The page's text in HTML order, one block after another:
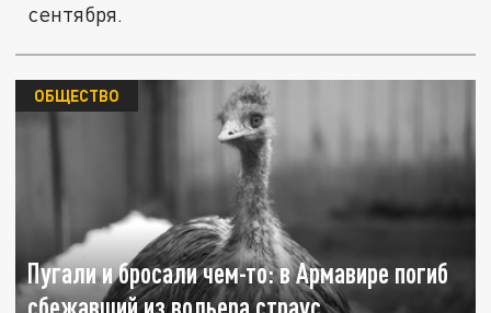
сентября.
Пугали и бросали чем-то: в Армавире погиб
ОБЩЕСТВО